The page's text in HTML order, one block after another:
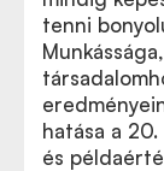
tenni
hatása a
és